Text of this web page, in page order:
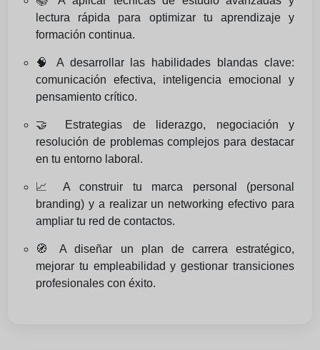
lectura rápida para optimizar tu aprendizaje y
formación continua.
🧠 A desarrollar las habilidades blandas clave:
comunicación efectiva, inteligencia emocional y
pensamiento crítico.
🤝 Estrategias de liderazgo, negociación y
resolución de problemas complejos para destacar
en tu entorno laboral.
📈 A construir tu marca personal (personal
branding) y a realizar un networking efectivo para
ampliar tu red de contactos.
🧭 A diseñar un plan de carrera estratégico,
mejorar tu empleabilidad y gestionar transiciones
profesionales con éxito.